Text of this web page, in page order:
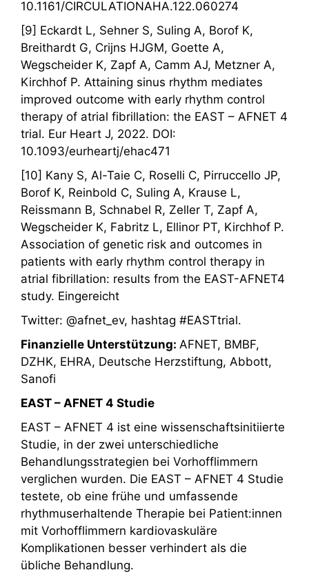
10.1161/CIRCULATIONAHA.122.060274
[9] Eckardt L, Sehner S, Suling A, Borof K,
Breithardt G, Crijns HJGM, Goette A,
Wegscheider K, Zapf A, Camm AJ, Metzner A,
Kirchhof P. Attaining sinus rhythm mediates
improved outcome with early rhythm control
therapy of atrial fibrillation: the EAST – AFNET 4
trial. Eur Heart J, 2022. DOI:
10.1093/eurheartj/ehac471
[10] Kany S, Al-Taie C, Roselli C, Pirruccello JP,
Borof K, Reinbold C, Suling A, Krause L,
Reissmann B, Schnabel R, Zeller T, Zapf A,
Wegscheider K, Fabritz L, Ellinor PT, Kirchhof P.
Association of genetic risk and outcomes in
patients with early rhythm control therapy in
atrial fibrillation: results from the EAST-AFNET4
study. Eingereicht
Twitter: @afnet_ev, hashtag #EASTtrial.
Finanzielle Unterstützung: AFNET, BMBF,
DZHK, EHRA, Deutsche Herzstiftung, Abbott,
Sanofi
EAST – AFNET 4 Studie
EAST – AFNET 4 ist eine wissenschaftsinitiierte
Studie, in der zwei unterschiedliche
Behandlungsstrategien bei Vorhofflimmern
verglichen wurden. Die EAST – AFNET 4 Studie
testete, ob eine frühe und umfassende
rhythmuserhaltende Therapie bei Patient:innen
mit Vorhofflimmern kardiovaskuläre
Komplikationen besser verhindert als die
übliche Behandlung.